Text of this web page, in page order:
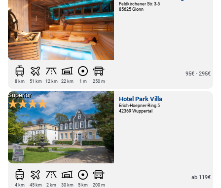
Feldkirchener Str. 3-5
85625 Glonn
8 km 51 km 12 km 22 km 1 m 250 m
95€ - 295€
Hotel Park Villa
Erich-Hoepner-Ring 5
42369 Wuppertal
Superior
4 km 45 km 2 km 30 km 5 km 200 m
ab 119€